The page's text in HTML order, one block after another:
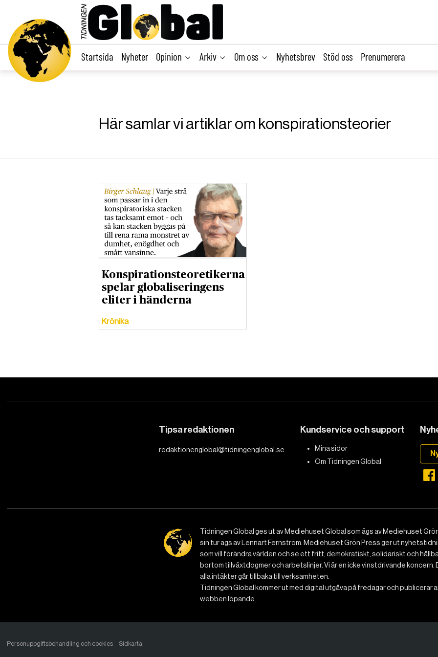
Startsida Nyheter Opinion Arkiv Om oss Nyhetsbrev Stöd oss Prenumerera
Här samlar vi artiklar om konspirationsteorier
Konspirationsteoretikerna
spelar globaliseringens
eliter i händerna
Krönika
Tipsa redaktionen
redaktionenglobal@tidningenglobal.se
Kundservice och support
Mina sidor
Om Tidningen Global
Tidningen Global ges ut av Mediehuset Global som ägs av Mediehuset
sin tur ägs av Lennart Fernström. Mediehuset Grön Press ger ut
som vill förändra världen och se ett fritt, demokratiskt, solidariskt och
bortom tillväxtdogmer och arbetslinjer. Vi är en icke vinstdrivande koncern.
alla intäkter går tillbaka till verksamheten.
Tidningen Global kommer ut med digital utgåva på fredagar och publicerar
webben löpande.
Personuppgiftsbehandling och cookies Sidkarta